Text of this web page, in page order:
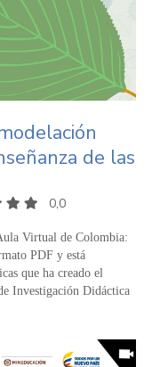
de las
0,0
Virtual de Colombia:
PDF y está
que ha creado el
Investigación Didáctica